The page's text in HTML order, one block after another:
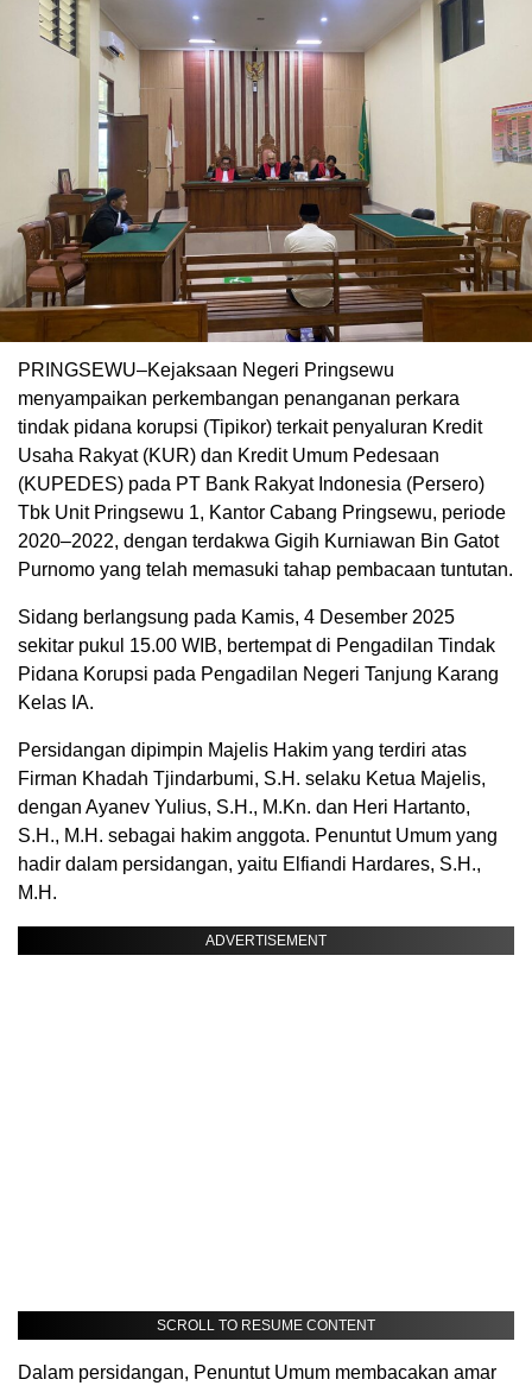
PRINGSEWU–Kejaksaan Negeri Pringsewu
menyampaikan perkembangan penanganan perkara
tindak pidana korupsi (Tipikor) terkait penyaluran Kredit
Usaha Rakyat (KUR) dan Kredit Umum Pedesaan
(KUPEDES) pada PT Bank Rakyat Indonesia (Persero)
Tbk Unit Pringsewu 1, Kantor Cabang Pringsewu, periode
2020–2022, dengan terdakwa Gigih Kurniawan Bin Gatot
Purnomo yang telah memasuki tahap pembacaan tuntutan.
Sidang berlangsung pada Kamis, 4 Desember 2025
sekitar pukul 15.00 WIB, bertempat di Pengadilan Tindak
Pidana Korupsi pada Pengadilan Negeri Tanjung Karang
Kelas IA.
Persidangan dipimpin Majelis Hakim yang terdiri atas
Firman Khadah Tjindarbumi, S.H. selaku Ketua Majelis,
dengan Ayanev Yulius, S.H., M.Kn. dan Heri Hartanto,
S.H., M.H. sebagai hakim anggota. Penuntut Umum yang
hadir dalam persidangan, yaitu Elfiandi Hardares, S.H.,
M.H.
ADVERTISEMENT
SCROLL TO RESUME CONTENT
Dalam persidangan, Penuntut Umum membacakan amar